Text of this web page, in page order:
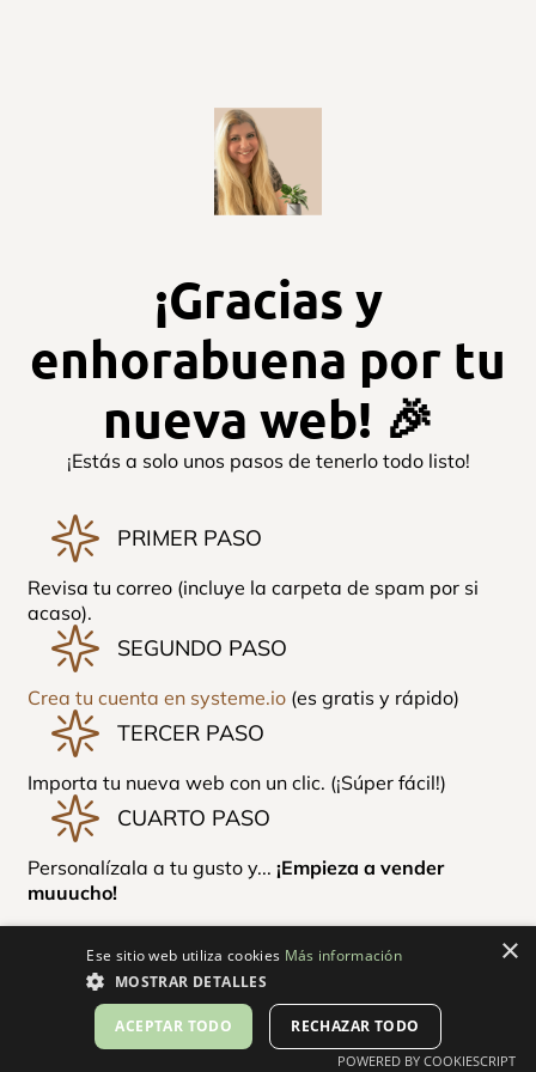
¡Gracias y
enhorabuena por tu
nueva web! 🎉
¡Estás a solo unos pasos de tenerlo todo listo!
PRIMER PASO
Revisa tu correo (incluye la carpeta de spam por si
acaso).
SEGUNDO PASO
Crea tu cuenta en systeme.io (es gratis y rápido)
TERCER PASO
Importa tu nueva web con un clic. (¡Súper fácil!)
CUARTO PASO
Personalízala a tu gusto y... ¡Empieza a vender
muuucho!
×
Ese sitio web utiliza cookies Más información
MOSTRAR DETALLES
ACEPTAR TODO RECHAZAR TODO
POWERED BY COOKIESCRIPT